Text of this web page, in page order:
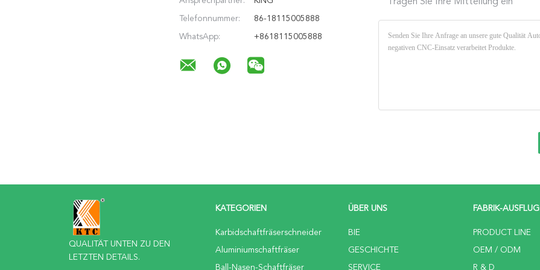
Telefonnummer: 86-18115005888
WhatsApp: +8618115005888
QUALITÄT UNTEN ZU DEN
LETZTEN DETAILS.
KATEGORIEN
Karbidschaftfräserschneider
Aluminiumschaftfräser
Ball-Nasen-Schaftfräser
ÜBER UNS
BIE
GESCHICHTE
SERVICE
FABRIK-AUSFLUG
PRODUCT LINE
OEM / ODM
R & D